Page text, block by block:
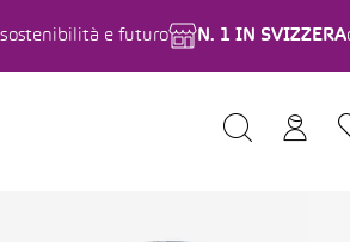
e futuro N. 1 IN SVIZZERA